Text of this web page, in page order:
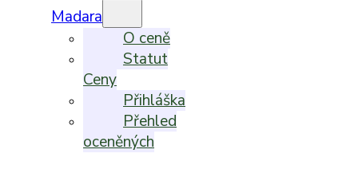
Madara
O ceně
Statut
Ceny
Přihláška
Přehled
oceněných